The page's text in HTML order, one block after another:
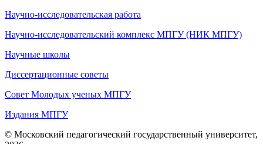
Научно-исследовательская работа
Научно-исследовательский комплекс МПГУ (НИК МПГУ)
Научные школы
Диссертационные советы
Совет Молодых ученых МПГУ
Издания МПГУ
© Московский педагогический государственный университет,